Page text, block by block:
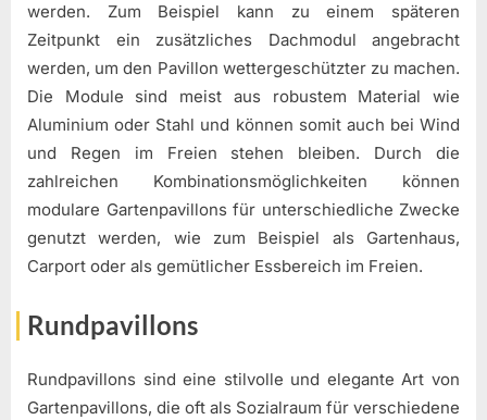
werden. Zum Beispiel kann zu einem späteren
Zeitpunkt ein zusätzliches Dachmodul angebracht
werden, um den Pavillon wettergeschützter zu machen.
Die Module sind meist aus robustem Material wie
Aluminium oder Stahl und können somit auch bei Wind
und Regen im Freien stehen bleiben. Durch die
zahlreichen Kombinationsmöglichkeiten können
modulare Gartenpavillons für unterschiedliche Zwecke
genutzt werden, wie zum Beispiel als Gartenhaus,
Carport oder als gemütlicher Essbereich im Freien.
Rundpavillons
Rundpavillons sind eine stilvolle und elegante Art von
Gartenpavillons, die oft als Sozialraum für verschiedene